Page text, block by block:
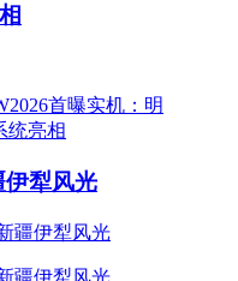
伊犁风光